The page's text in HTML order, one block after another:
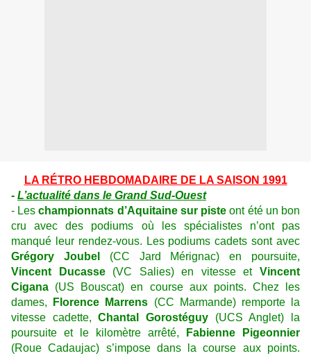
LA RÉTRO HEBDOMADAIRE DE LA SAISON 1991
- L’actualité dans le Grand Sud-Ouest
- Leschampionnats d’Aquitaine sur piste ont été un bon
cru avec des podiums où les spécialistes n’ont pas
manqué leur rendez-vous. Les podiums cadets sont avec
Grégory Joubel
(CC Jard Mérignac) en poursuite,
Vincent Ducasse(VC Salies) en vitesse etVincent
Cigana (US Bouscat) en course aux points. Chez les
dames,
Florence Marrens (CC Marmande) remporte la
vitesse cadette,Chantal Gorostéguy (UCS Anglet) la
poursuite et le kilomètre arrêté,
Fabienne Pigeonnier
(Roue Cadaujac) s’impose dans la course aux points.